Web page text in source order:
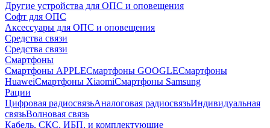
Другие устройства для ОПС и оповещения
Софт для ОПС
Аксессуары для ОПС и оповещения
Средства связи
Средства связи
Смартфоны
Смартфоны APPLEСмартфоны GOOGLEСмартфоны
HuaweiСмартфоны XiaomiСмартфоны Samsung
Рации
Цифровая радиосвязьАналоговая радиосвязьИндивидуальная
связьВолновая связь
Кабель, СКС, ИБП, и комплектующие